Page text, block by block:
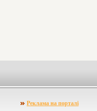
Реклама на порталі